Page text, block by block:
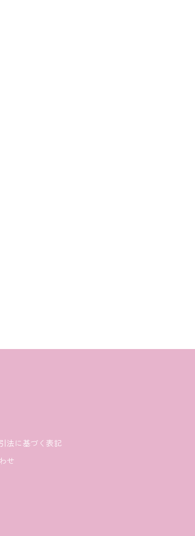
法に基づく表記
せ